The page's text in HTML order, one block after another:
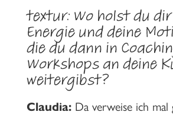
textur: Wo holst du
Energie und deine
die du dann in
Workshops an deine
weitergibst?
Claudia: Da verweise ich mal